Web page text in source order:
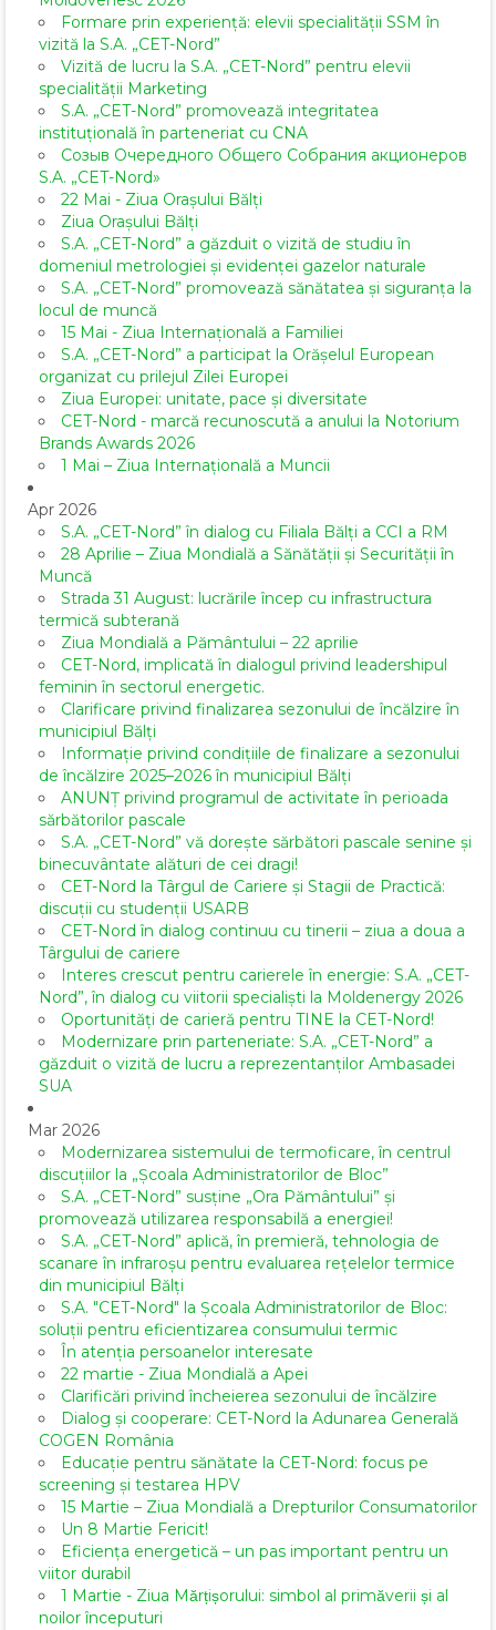
Formare prin experiență: elevii specialității SSM în
vizită la S.A. „CET-Nord”
Vizită de lucru la S.A. „CET-Nord” pentru elevii
specialității Marketing
S.A. „CET-Nord” promovează integritatea
instituțională în parteneriat cu CNA
Созыв Очередного Общего Собрания акционеров
S.A. „CET-Nord»
22 Mai - Ziua Orașului Bălți
Ziua Orașului Bălți
S.A. „CET-Nord” a găzduit o vizită de studiu în
domeniul metrologiei și evidenței gazelor naturale
S.A. „CET-Nord” promovează sănătatea și siguranța la
locul de muncă
15 Mai - Ziua Internațională a Familiei
S.A. „CET-Nord” a participat la Orășelul European
organizat cu prilejul Zilei Europei
Ziua Europei: unitate, pace și diversitate
CET-Nord - marcă recunoscută a anului la Notorium
Brands Awards 2026
1 Mai – Ziua Internațională a Muncii
Apr 2026
S.A. „CET-Nord” în dialog cu Filiala Bălți a CCI a RM
28 Aprilie – Ziua Mondială a Sănătății și Securității în
Muncă
Strada 31 August: lucrările încep cu infrastructura
termică subterană
Ziua Mondială a Pământului – 22 aprilie
CET-Nord, implicată în dialogul privind leadershipul
feminin în sectorul energetic.
Clarificare privind finalizarea sezonului de încălzire în
municipiul Bălți
Informație privind condițiile de finalizare a sezonului
de încălzire 2025–2026 în municipiul Bălți
ANUNȚ privind programul de activitate în perioada
sărbătorilor pascale
S.A. „CET-Nord” vă dorește sărbători pascale senine și
binecuvântate alături de cei dragi!
CET-Nord la Târgul de Cariere și Stagii de Practică:
discuții cu studenții USARB
CET-Nord în dialog continuu cu tinerii – ziua a doua a
Târgului de cariere
Interes crescut pentru carierele în energie: S.A. „CET-
Nord”, în dialog cu viitorii specialiști la Moldenergy 2026
Oportunități de carieră pentru TINE la CET-Nord!
Modernizare prin parteneriate: S.A. „CET-Nord” a
găzduit o vizită de lucru a reprezentanților Ambasadei
SUA
Mar 2026
Modernizarea sistemului de termoficare, în centrul
discuțiilor la „Școala Administratorilor de Bloc”
S.A. „CET-Nord” susține „Ora Pământului” și
promovează utilizarea responsabilă a energiei!
S.A. „CET-Nord” aplică, în premieră, tehnologia de
scanare în infraroșu pentru evaluarea rețelelor termice
din municipiul Bălți
S.A. "CET-Nord" la Școala Administratorilor de Bloc:
soluții pentru eficientizarea consumului termic
În atenția persoanelor interesate
22 martie - Ziua Mondială a Apei
Clarificări privind încheierea sezonului de încălzire
Dialog și cooperare: CET-Nord la Adunarea Generală
COGEN România
Educație pentru sănătate la CET-Nord: focus pe
screening și testarea HPV
15 Martie – Ziua Mondială a Drepturilor Consumatorilor
Un 8 Martie Fericit!
Eficiența energetică – un pas important pentru un
viitor durabil
1 Martie - Ziua Mărțișorului: simbol al primăverii și al
noilor începuturi